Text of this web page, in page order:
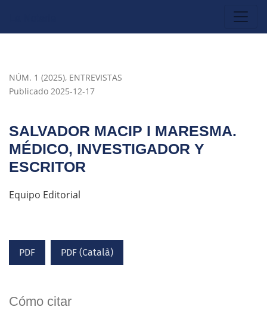
NÚM. 1 (2025), ENTREVISTAS
SALVADOR MACIP I MARESMA.
MÉDICO, INVESTIGADOR Y
ESCRITOR
Publicado 2025-12-17
Equipo Editorial
PDF PDF (Català)
Cómo citar